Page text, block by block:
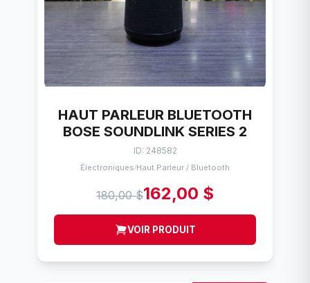
HAUT PARLEUR BLUETOOTH
BOSE SOUNDLINK SERIES 2
ID: 248582
Électroniques/Haut Parleur / Bluetooth
180,00 $162,00 $
VOIR PRODUIT